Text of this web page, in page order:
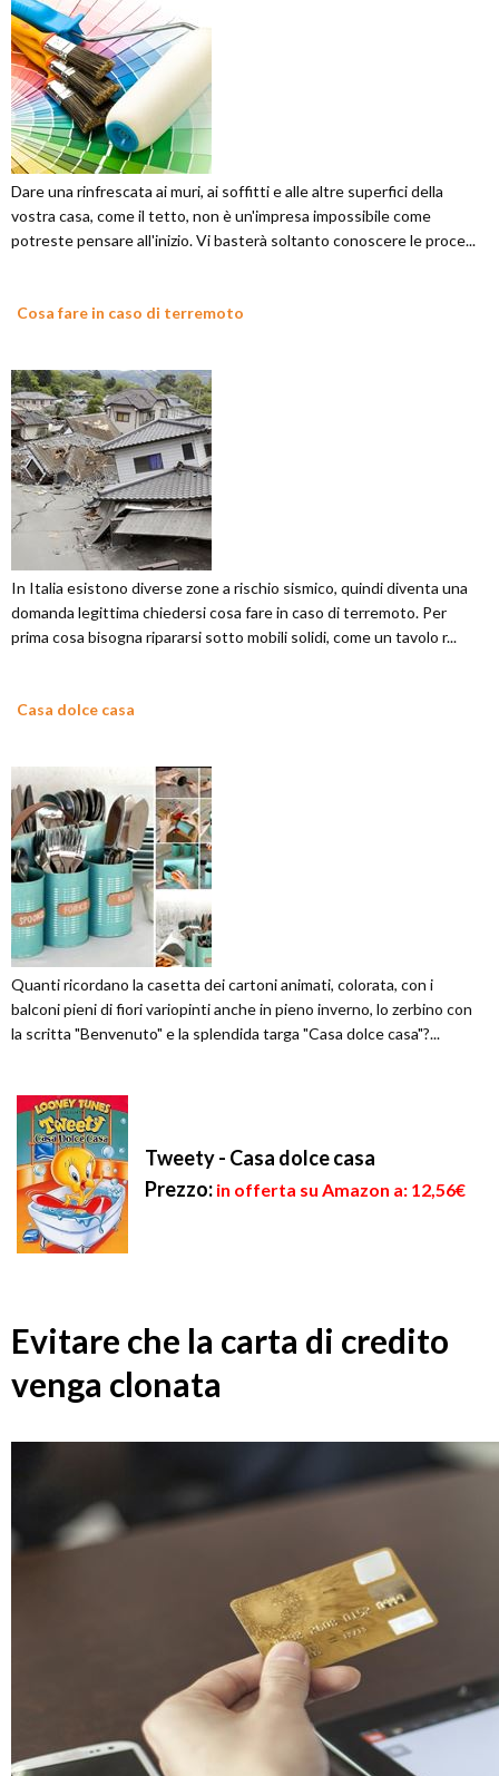
Dare una rinfrescata ai muri, ai soffitti e alle altre superfici della
vostra casa, come il tetto, non è un'impresa impossibile come
potreste pensare all'inizio. Vi basterà soltanto conoscere le proce...
Cosa fare in caso di terremoto
In Italia esistono diverse zone a rischio sismico, quindi diventa una
domanda legittima chiedersi cosa fare in caso di terremoto. Per
prima cosa bisogna ripararsi sotto mobili solidi, come un tavolo r...
Casa dolce casa
Quanti ricordano la casetta dei cartoni animati, colorata, con i
balconi pieni di fiori variopinti anche in pieno inverno, lo zerbino con
la scritta "Benvenuto" e la splendida targa "Casa dolce casa"?...
Tweety - Casa dolce casa
Prezzo: in offerta su Amazon a: 12,56€
Evitare che la carta di credito
venga clonata